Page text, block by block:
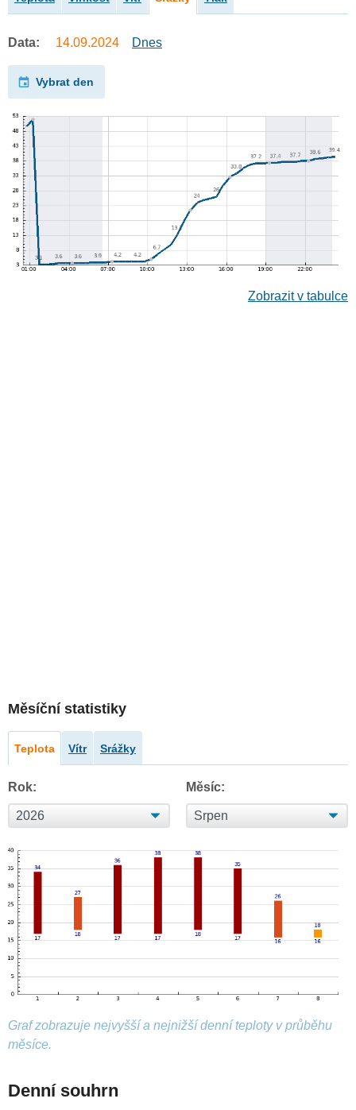
Data: 14.09.2024 Dnes
Vybrat den
Zobrazit v tabulce
Měsíční statistiky
Teplota Vítr Srážky
Rok: Měsíc:
Graf zobrazuje nejvyšší a nejnižší denní teploty v průběhu
měsíce.
Denní souhrn